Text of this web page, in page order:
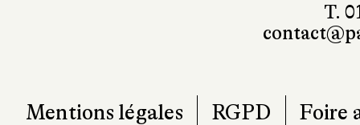
T.
Mentions légales RGPD Foire